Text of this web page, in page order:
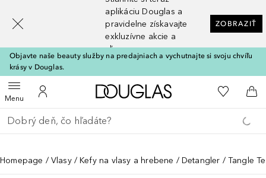
aplikáciu Douglas a
pravidelne získavajte
exkluzívne akcie a
zľavy
ZOBRAZIŤ
Objavte naše beauty služby na predajniach a vychutnajte si svoju chvíľu
krásy v Douglas.
MenuOtvoriť menuDo môjho účtu
Domov Do môjho
Do
Choď späť
Vykonajte vyhľadávanie
Homepage Vlasy Kefy na vlasy a hrebene Detangler Tangle
[navigation.slideout.screenreader]